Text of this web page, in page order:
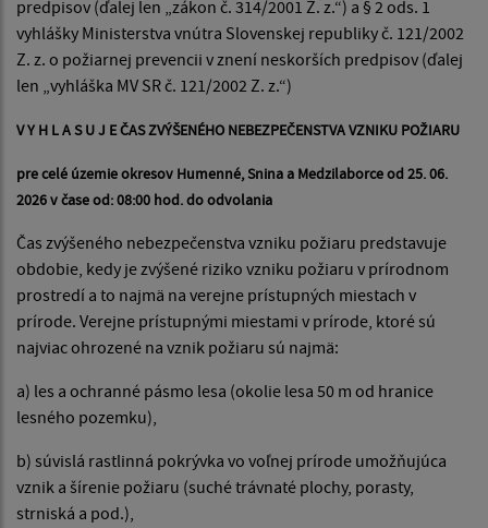
predpisov (ďalej len „zákon č. 314/2001 Z. z.“) a § 2 ods. 1
vyhlášky Ministerstva vnútra Slovenskej republiky č. 121/2002
Z. z. o požiarnej prevencii v znení neskorších predpisov (ďalej
len „vyhláška MV SR č. 121/2002 Z. z.“)
V Y H L A S U J E ČAS ZVÝŠENÉHO NEBEZPEČENSTVA VZNIKU POŽIARU
pre celé územie okresov Humenné, Snina a Medzilaborce od 25. 06.
2026 v čase od: 08:00 hod. do odvolania
Čas zvýšeného nebezpečenstva vzniku požiaru predstavuje
obdobie, kedy je zvýšené riziko vzniku požiaru v prírodnom
prostredí a to najmä na verejne prístupných miestach v
prírode. Verejne prístupnými miestami v prírode, ktoré sú
najviac ohrozené na vznik požiaru sú najmä:
a) les a ochranné pásmo lesa (okolie lesa 50 m od hranice
lesného pozemku),
b) súvislá rastlinná pokrývka vo voľnej prírode umožňujúca
vznik a šírenie požiaru (suché trávnaté plochy, porasty,
strniská a pod.),